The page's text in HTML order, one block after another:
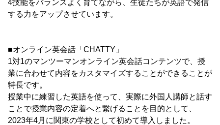
4技能をバランスよく育てながら、生徒たちが英語で発信
する力をアップさせています。
■オンライン英会話「CHATTY」
1対1のマンツーマンオンライン英会話コンテンツで、授
業に合わせて内容をカスタマイズすることができることが
特長です。
授業中に練習した英語を使って、実際に外国人講師と話す
ことで授業内容の定着へと繋げることを目的として、
2023年4月に関東の学校として初めて導入しました。